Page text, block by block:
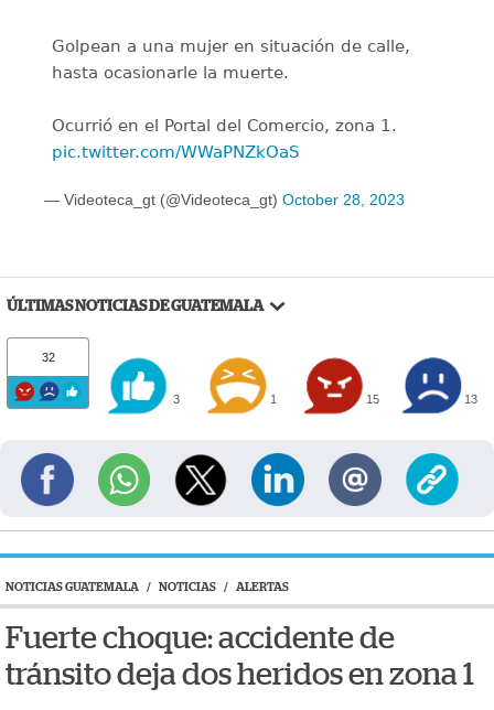
Golpean a una mujer en situación de calle,
hasta ocasionarle la muerte.
Ocurrió en el Portal del Comercio, zona 1.
pic.twitter.com/WWaPNZkOaS
— Videoteca_gt (@Videoteca_gt) October 28, 2023
ÚLTIMAS NOTICIAS DE GUATEMALA
32
3 1 15 13
NOTICIAS GUATEMALA / NOTICIAS / ALERTAS
Fuerte choque: accidente de
tránsito deja dos heridos en zona 1